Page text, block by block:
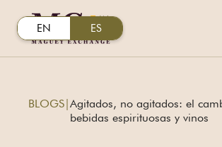
EN ES
BLOGS|Agitados, no agitados: el
bebidas espirituosas y vinos